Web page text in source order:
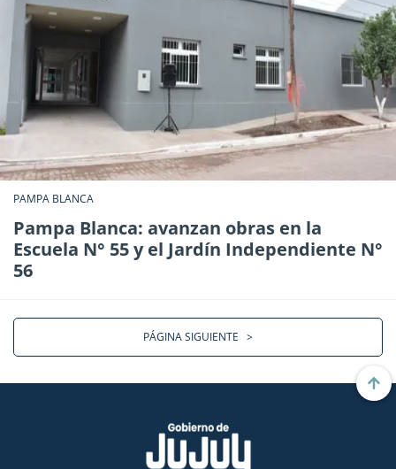
PAMPA BLANCA
Pampa Blanca: avanzan obras en la
Escuela N° 55 y el Jardín Independiente N°
56
PÁGINA SIGUIENTE >